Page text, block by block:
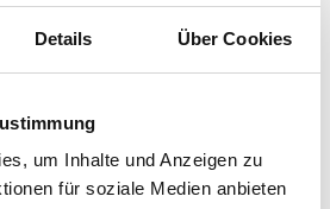
Details Über Cookies
um Inhalte und Anzeigen zu
für soziale Medien anbieten